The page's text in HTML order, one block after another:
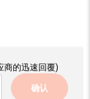
商的迅速回覆)
确认